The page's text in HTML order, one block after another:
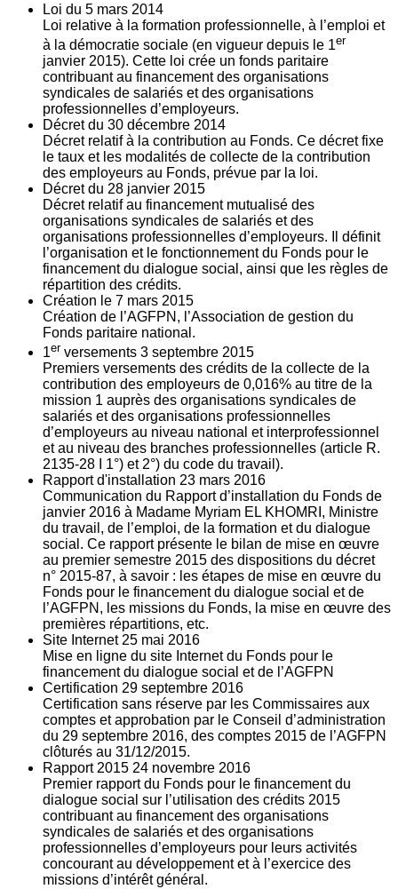
Loi du 5 mars 2014
Loi relative à la formation professionnelle, à l’emploi et
à la démocratie sociale (en vigueur depuis le 1er
janvier 2015). Cette loi crée un fonds paritaire
contribuant au financement des organisations
syndicales de salariés et des organisations
professionnelles d’employeurs.
Décret du 30 décembre 2014
Décret relatif à la contribution au Fonds. Ce décret fixe
le taux et les modalités de collecte de la contribution
des employeurs au Fonds, prévue par la loi.
Décret du 28 janvier 2015
Décret relatif au financement mutualisé des
organisations syndicales de salariés et des
organisations professionnelles d’employeurs. Il définit
l’organisation et le fonctionnement du Fonds pour le
financement du dialogue social, ainsi que les règles de
répartition des crédits.
Création le 7 mars 2015
Création de l’AGFPN, l’Association de gestion du
Fonds paritaire national.
1er versements 3 septembre 2015
Premiers versements des crédits de la collecte de la
contribution des employeurs de 0,016% au titre de la
mission 1 auprès des organisations syndicales de
salariés et des organisations professionnelles
d’employeurs au niveau national et interprofessionnel
et au niveau des branches professionnelles (article R.
2135‐28 I 1°) et 2°) du code du travail).
Rapport d'installation 23 mars 2016
Communication du Rapport d’installation du Fonds de
janvier 2016 à Madame Myriam EL KHOMRI, Ministre
du travail, de l’emploi, de la formation et du dialogue
social. Ce rapport présente le bilan de mise en œuvre
au premier semestre 2015 des dispositions du décret
n° 2015-87, à savoir : les étapes de mise en œuvre du
Fonds pour le financement du dialogue social et de
l’AGFPN, les missions du Fonds, la mise en œuvre des
premières répartitions, etc.
Site Internet 25 mai 2016
Mise en ligne du site Internet du Fonds pour le
financement du dialogue social et de l’AGFPN
Certification 29 septembre 2016
Certification sans réserve par les Commissaires aux
comptes et approbation par le Conseil d’administration
du 29 septembre 2016, des comptes 2015 de l’AGFPN
clôturés au 31/12/2015.
Rapport 2015 24 novembre 2016
Premier rapport du Fonds pour le financement du
dialogue social sur l’utilisation des crédits 2015
contribuant au financement des organisations
syndicales de salariés et des organisations
professionnelles d’employeurs pour leurs activités
concourant au développement et à l’exercice des
missions d’intérêt général.